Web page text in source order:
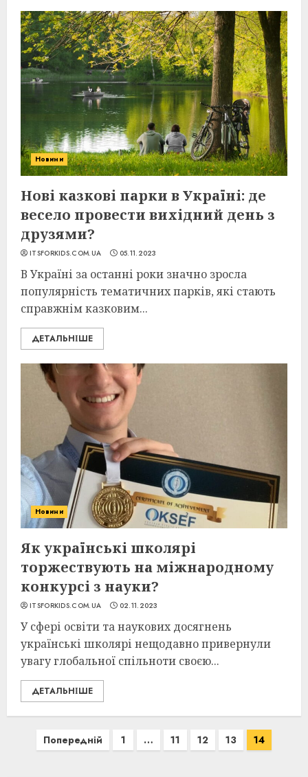
Новини
Нові казкові парки в Україні: де
весело провести вихідний день з
друзями?
ITSFORKIDS.COM.UA 05.11.2023
В Україні за останні роки значно зросла
популярність тематичних парків, які стають
справжнім казковим...
ДЕТАЛЬНІШЕ
Новини
Як українські школярі
торжествують на міжнародному
конкурсі з науки?
ITSFORKIDS.COM.UA 02.11.2023
У сфері освіти та наукових досягнень
українські школярі нещодавно привернули
увагу глобальної спільноти своєю...
ДЕТАЛЬНІШЕ
Навігація
Попередній 1 … 11 12 13 14